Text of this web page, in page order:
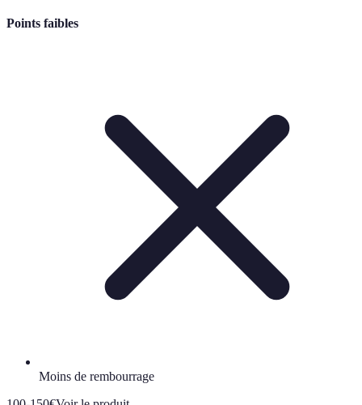
Points faibles
Moins de rembourrage